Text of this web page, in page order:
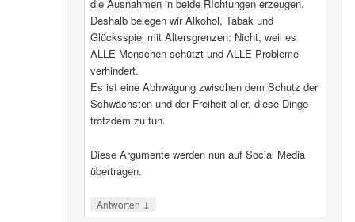
die Ausnahmen in beide RIchtungen erzeugen.
Deshalb belegen wir Alkohol, Tabak und
Glücksspiel mit Altersgrenzen: Nicht, weil es
ALLE Menschen schützt und ALLE Probleme
verhindert.
Es ist eine Abhwägung zwischen dem Schutz der
Schwächsten und der Freiheit aller, diese Dinge
trotzdem zu tun.
Diese Argumente werden nun auf Social Media
übertragen.
Antworten ↓